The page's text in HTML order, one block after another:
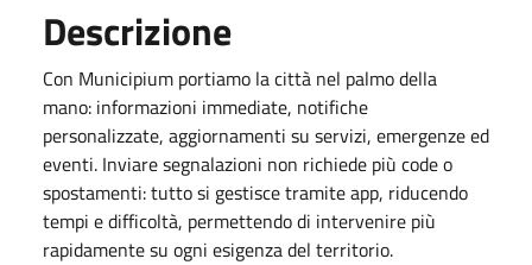
Descrizione
Con Municipium portiamo la città nel palmo della
mano: informazioni immediate, notifiche
personalizzate, aggiornamenti su servizi, emergenze ed
eventi. Inviare segnalazioni non richiede più code o
spostamenti: tutto si gestisce tramite app, riducendo
tempi e difficoltà, permettendo di intervenire più
rapidamente su ogni esigenza del territorio.